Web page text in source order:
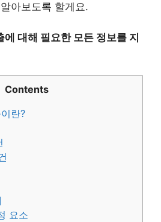
아보도록 할게요.
에 대해 필요한 모든 정보를 지
Contents
란?
요소